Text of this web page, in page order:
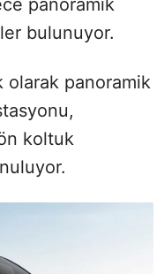
panoramik
bulunuyor.
olarak panoramik
koltuk